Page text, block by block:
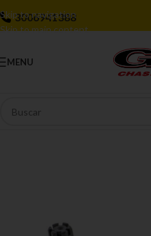
Skip to navigation
Skip to main content
3006941388
MENU